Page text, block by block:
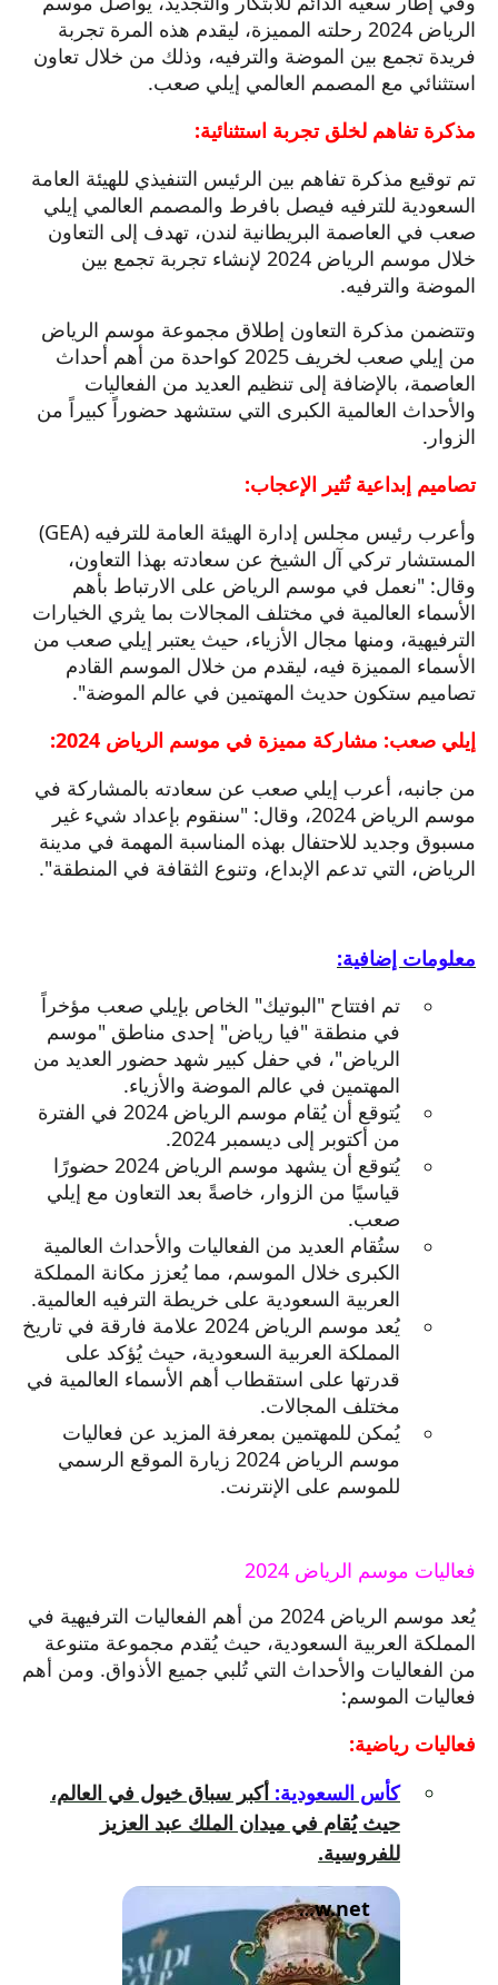
الرياض 2024 رحلته المميزة، ليقدم هذه المرة تجربة
فريدة تجمع بين الموضة والترفيه، وذلك من خلال تعاون
استثنائي مع المصمم العالمي إيلي صعب.
مذكرة تفاهم لخلق تجربة استثنائية:
تم توقيع مذكرة تفاهم بين الرئيس التنفيذي للهيئة العامة
السعودية للترفيه فيصل بافرط والمصمم العالمي إيلي
صعب في العاصمة البريطانية لندن، تهدف إلى التعاون
خلال موسم الرياض 2024 لإنشاء تجربة تجمع بين
الموضة والترفيه.
وتتضمن مذكرة التعاون إطلاق مجموعة موسم الرياض
من إيلي صعب لخريف 2025 كواحدة من أهم أحداث
العاصمة، بالإضافة إلى تنظيم العديد من الفعاليات
والأحداث العالمية الكبرى التي ستشهد حضوراً كبيراً من
الزوار.
تصاميم إبداعية تُثير الإعجاب:
وأعرب رئيس مجلس إدارة الهيئة العامة للترفيه (GEA)
المستشار تركي آل الشيخ عن سعادته بهذا التعاون،
وقال: "نعمل في موسم الرياض على الارتباط بأهم
الأسماء العالمية في مختلف المجالات بما يثري الخيارات
الترفيهية، ومنها مجال الأزياء، حيث يعتبر إيلي صعب من
الأسماء المميزة فيه، ليقدم من خلال الموسم القادم
تصاميم ستكون حديث المهتمين في عالم الموضة".
إيلي صعب: مشاركة مميزة في موسم الرياض 2024:
من جانبه، أعرب إيلي صعب عن سعادته بالمشاركة في
موسم الرياض 2024، وقال: "سنقوم بإعداد شيء غير
مسبوق وجديد للاحتفال بهذه المناسبة المهمة في مدينة
الرياض، التي تدعم الإبداع، وتنوع الثقافة في المنطقة".
معلومات إضافية:
تم افتتاح "البوتيك" الخاص بإيلي صعب مؤخراً
في منطقة "فيا رياض" إحدى مناطق "موسم
الرياض"، في حفل كبير شهد حضور العديد من
المهتمين في عالم الموضة والأزياء.
يُتوقع أن يُقام موسم الرياض 2024 في الفترة
من أكتوبر إلى ديسمبر 2024.
يُتوقع أن يشهد موسم الرياض 2024 حضورًا
قياسيًا من الزوار، خاصةً بعد التعاون مع إيلي
صعب.
ستُقام العديد من الفعاليات والأحداث العالمية
الكبرى خلال الموسم، مما يُعزز مكانة المملكة
العربية السعودية على خريطة الترفيه العالمية.
يُعد موسم الرياض 2024 علامة فارقة في تاريخ
المملكة العربية السعودية، حيث يُؤكد على
قدرتها على استقطاب أهم الأسماء العالمية في
مختلف المجالات.
يُمكن للمهتمين بمعرفة المزيد عن فعاليات
موسم الرياض 2024 زيارة الموقع الرسمي
للموسم على الإنترنت.
فعاليات موسم الرياض 2024
يُعد موسم الرياض 2024 من أهم الفعاليات الترفيهية في
المملكة العربية السعودية، حيث يُقدم مجموعة متنوعة
من الفعاليات والأحداث التي تُلبي جميع الأذواق. ومن أهم
فعاليات الموسم:
فعاليات رياضية:
كأس السعودية: أكبر سباق خيول في العالم،
حيث يُقام في ميدان الملك عبد العزيز
للفروسية.
ksawindow.net